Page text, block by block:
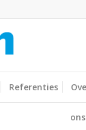
Referenties
ons